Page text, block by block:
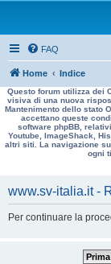
FAQ
Home Indice
Questo forum utilizza dei
visiva di una nuova
Mantenimento dello stato
accettano queste
software phpBB,
Youtube, ImageShack,
altri siti. La navigazione
ogni
www.sv-italia.it -
Per continuare la